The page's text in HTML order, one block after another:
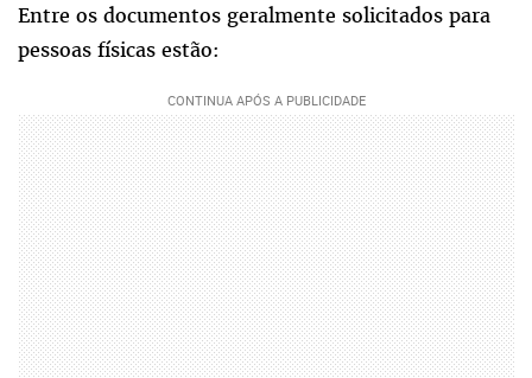
Entre os documentos geralmente solicitados para
pessoas físicas estão: